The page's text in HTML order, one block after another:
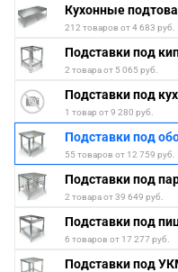
Кухонные
212 товаров от 4 683 руб.
Подставки под
2 товара от 5 065 руб.
Подставки под
1 товар от 9 280 руб.
Подставки под
55 товаров от 12 759 руб.
Подставки под
2 товара от 39 649 руб.
Подставки под
6 товаров от 17 277 руб.
Подставки под